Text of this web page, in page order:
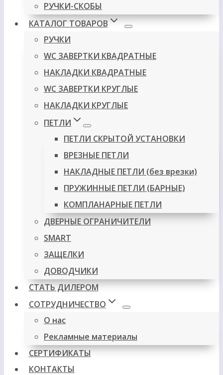
РУЧКИ-СКОБЫ
КАТАЛОГ ТОВАРОВ
РУЧКИ
WC ЗАВЕРТКИ КВАДРАТНЫЕ
НАКЛАДКИ КВАДРАТНЫЕ
WC ЗАВЕРТКИ КРУГЛЫЕ
НАКЛАДКИ КРУГЛЫЕ
ПЕТЛИ
ПЕТЛИ СКРЫТОЙ УСТАНОВКИ
ВРЕЗНЫЕ ПЕТЛИ
НАКЛАДНЫЕ ПЕТЛИ (без врезки)
ПРУЖИННЫЕ ПЕТЛИ (БАРНЫЕ)
КОМПЛАНАРНЫЕ ПЕТЛИ
ДВЕРНЫЕ ОГРАНИЧИТЕЛИ
SMART
ЗАЩЕЛКИ
ДОВОДЧИКИ
СТАТЬ ДИЛЕРОМ
СОТРУДНИЧЕСТВО
О нас
Рекламные материалы
СЕРТИФИКАТЫ
КОНТАКТЫ